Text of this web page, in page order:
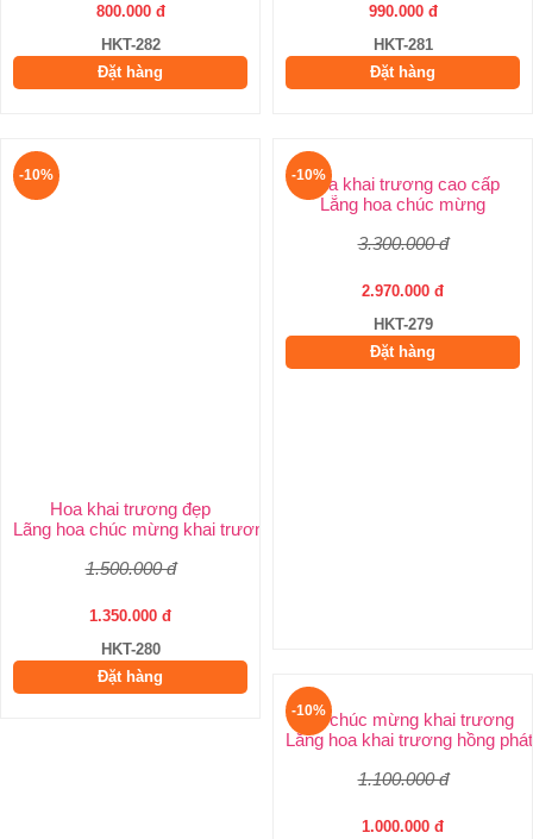
800.000 đ
HKT-282
Đặt hàng
990.000 đ
HKT-281
Đặt hàng
-10%
Hoa khai trương đẹp
Lãng hoa chúc mừng khai trương
1.500.000 đ
1.350.000 đ
HKT-280
Đặt hàng
-10%
Hoa khai trương cao cấp
Lẵng hoa chúc mừng
3.300.000 đ
2.970.000 đ
HKT-279
Đặt hàng
-10%
Hoa chúc mừng khai trương
Lẵng hoa khai trương hồng phát
1.100.000 đ
1.000.000 đ